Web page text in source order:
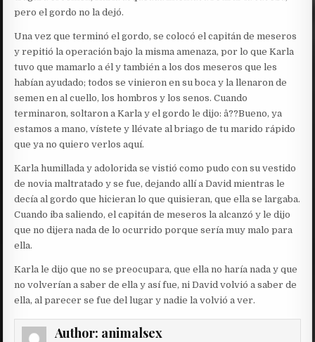
pero el gordo no la dejó.
Una vez que terminó el gordo, se colocó el capitán de meseros
y repitió la operación bajo la misma amenaza, por lo que Karla
tuvo que mamarlo a él y también a los dos meseros que les
habían ayudado; todos se vinieron en su boca y la llenaron de
semen en al cuello, los hombros y los senos. Cuando
terminaron, soltaron a Karla y el gordo le dijo: â??Bueno, ya
estamos a mano, vístete y llévate al briago de tu marido rápido
que ya no quiero verlos aquí.
Karla humillada y adolorida se vistió como pudo con su vestido
de novia maltratado y se fue, dejando allí a David mientras le
decía al gordo que hicieran lo que quisieran, que ella se largaba.
Cuando iba saliendo, el capitán de meseros la alcanzó y le dijo
que no dijera nada de lo ocurrido porque sería muy malo para
ella.
Karla le dijo que no se preocupara, que ella no haría nada y que
no volverían a saber de ella y así fue, ni David volvió a saber de
ella, al parecer se fue del lugar y nadie la volvió a ver.
Author: animalsex